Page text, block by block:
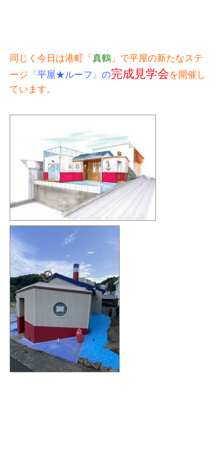
同じく今日は港町「 真鶴 」で平屋の新たなステ
ージ 『平屋★ルーフ 』 の完成見学会を開催し
ています。